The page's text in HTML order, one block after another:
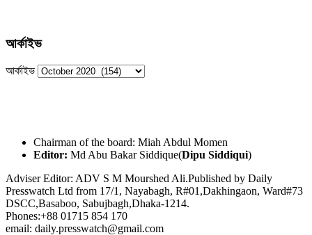
আর্কাইভ
আর্কাইভ
Chairman of the board: Miah Abdul Momen
Editor: Md Abu Bakar Siddique(Dipu Siddiqui)
Adviser Editor: ADV S M Mourshed Ali.Published by Daily
Presswatch Ltd from 17/1, Nayabagh, R#01,Dakhingaon, Ward#73
DSCC,Basaboo, Sabujbagh,Dhaka-1214.
Phones:+88 01715 854 170
email: daily.presswatch@gmail.com